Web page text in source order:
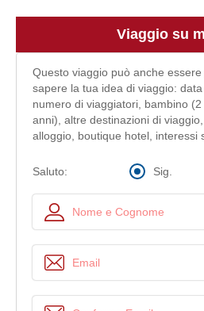
Viaggio su
Questo viaggio può anche
sapere la tua idea di viaggio:
numero di viaggiatori, bambino
anni), altre destinazioni di
alloggio, boutique hotel, interessi
Saluto: Sig.